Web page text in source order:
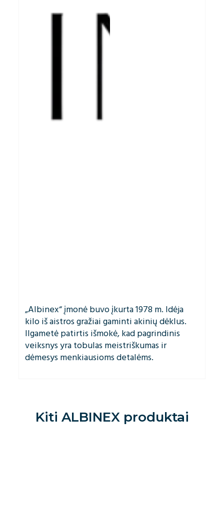
„Albinex“ įmonė buvo įkurta 1978 m. Idėja
kilo iš aistros gražiai gaminti akinių dėklus.
Ilgametė patirtis išmokė, kad pagrindinis
veiksnys yra tobulas meistriškumas ir
dėmesys menkiausioms detalėms.
Kiti ALBINEXproduktai